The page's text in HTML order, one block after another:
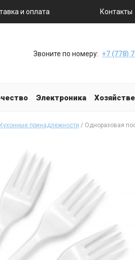
и оплата Контакты
Звоните по номеру: +7 (778)
Электроника
Кухонные принадлежности / Одноразовая